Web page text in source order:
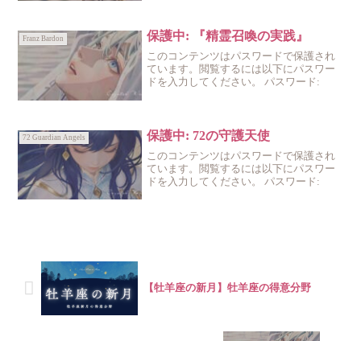
Franz Bardon 保護中: 『精霊召喚の実践』
このコンテンツはパスワードで保護され
ています。閲覧するには以下にパスワー
ドを入力してください。 パスワード:
72 Guardian Angels 保護中: 72の守護天使
このコンテンツはパスワードで保護され
ています。閲覧するには以下にパスワー
ドを入力してください。 パスワード:
【牡羊座の新月】牡羊座の得意分野